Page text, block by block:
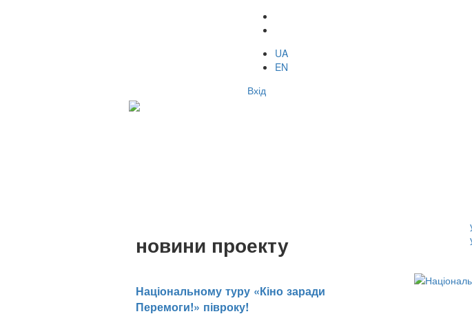
UA
EN
Вхід
новини проекту
Національному туру «Кіно заради
Перемоги!» півроку!